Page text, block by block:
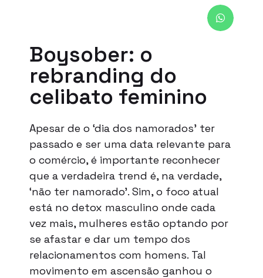
Boysober: o
rebranding do
celibato feminino
Apesar de o ‘dia dos namorados’ ter
passado e ser uma data relevante para
o comércio, é importante reconhecer
que a verdadeira trend é, na verdade,
‘não ter namorado’. Sim, o foco atual
está no detox masculino onde cada
vez mais, mulheres estão optando por
se afastar e dar um tempo dos
relacionamentos com homens. Tal
movimento em ascensão ganhou o